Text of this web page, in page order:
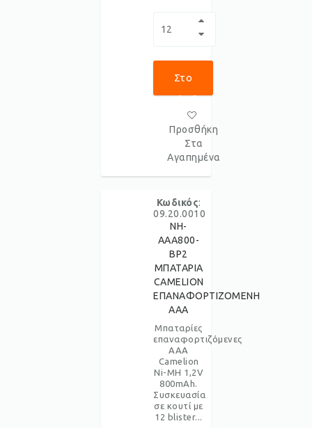
Στο
Καλάθι
Προσθήκη
Στα
Αγαπημένα
Κωδικός:
09.20.0010
NH-
AAA800-
BP2
ΜΠΑΤΑΡΙΑ
CAMELION
ΕΠΑΝΑΦΟΡΤΙΖΟΜΕΝΗ
AAA
Μπαταρίες
επαναφορτιζόμενες
AAA
Camelion
Ni-MH 1,2V
800mAh.
Συσκευασία
σε κουτί με
12 blister...